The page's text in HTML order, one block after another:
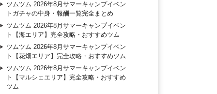
ツムツム 2026年8月サマーキャンプイベン
トガチャの中身・報酬一覧完全まとめ
ツムツム 2026年8月サマーキャンプイベン
ト【海エリア】完全攻略・おすすめツム
ツムツム 2026年8月サマーキャンプイベン
ト【花畑エリア】完全攻略・おすすめツム
ツムツム 2026年8月サマーキャンプイベン
ト【マルシェエリア】完全攻略・おすすめ
ツム